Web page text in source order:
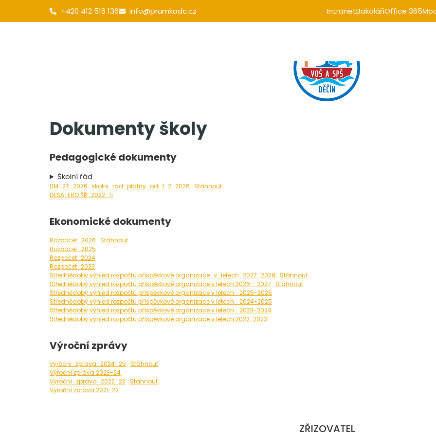
+420 412 516 136 info@prumkadc.cz IntranetBakalářiOffice 365
Dokumenty školy
Pedagogické dokumenty
Školní řád
SM_22_2026_skolni_rad_platny_od_1_2_2026 Stáhnout
DESATERO ŠŘ_2022_11
Ekonomické dokumenty
Rozpocet_2026 Stáhnout
Rozpocet_2025
Rozpočet_2024
Rozpočet_2023
Střednědobý výhled rozpočtu příspěvkové organizace_v_letech_2027_2028 Stáhnout
Střednědobý výhled rozpočtu příspěvkové organizace v letech 2026 – 2027 Stáhnout
Střednědobý výhled rozpočtu příspěvkové organizace v letech _2025-2026
Střednědobý výhled rozpočtu příspěvkové organizace v letech _2024-2025
Střednědobý výhled rozpočtu příspěvkové organizace v letech _2023-2024
Střednědobý výhled rozpočtu příspěvkové organizace v letech 2022-2023
Výroční zprávy
vyrocni_zprava_2024_25 Stáhnout
Výroční zpráva 2023-24
Výroční_zpráva_2022_23 Stáhnout
Výroční zpráva 2021-22
ZŘIZOVATEL